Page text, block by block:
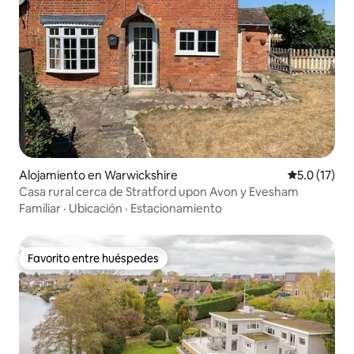
Alojamiento en Warwickshire Calificación
5.0 (17)
Casa rural cerca de Stratford upon Avon y Evesham
Familiar · Ubicación · Estacionamiento
Favorito entre huéspedes
Favorito entre huéspedes